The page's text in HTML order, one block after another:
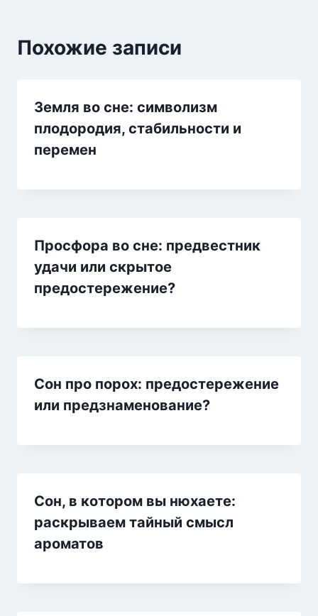
Похожие записи
Земля во сне: символизм
плодородия, стабильности и
перемен
Просфора во сне: предвестник
удачи или скрытое
предостережение?
Сон про порох: предостережение
или предзнаменование?
Сон, в котором вы нюхаете:
раскрываем тайный смысл
ароматов